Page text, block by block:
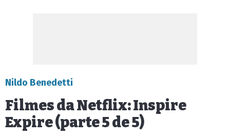
Nildo Benedetti
Filmes da Netflix: Inspire
Expire (parte 5 de 5)